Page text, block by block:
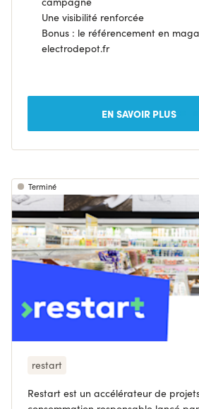
Une visibilité renforcée
Bonus : le référencement en
electrodepot.fr
EN SAVOIR PLUS
Terminé
restart
Restart est un accélérateur de